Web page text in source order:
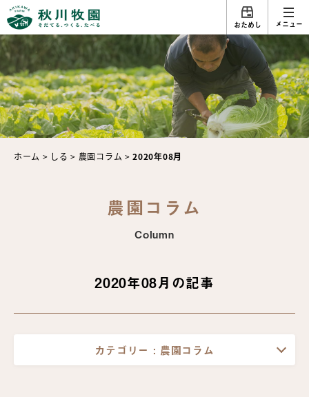
おためし メニュー
ホーム > しる > 農園コラム >2020年08月
農園コラム
Column
2020年08月の記事
カテゴリー : 農園コラム